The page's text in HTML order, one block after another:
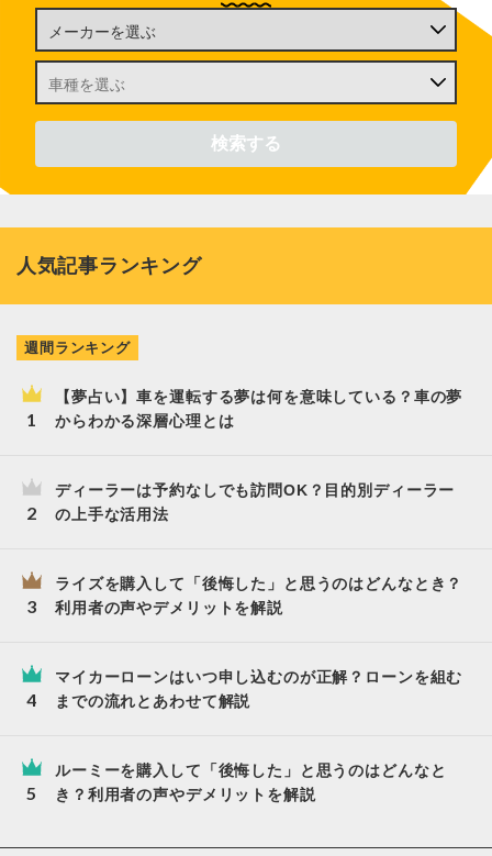
人気記事ランキング
週間ランキング
【夢占い】車を運転する夢は何を意味している？車の夢
からわかる深層心理とは
ディーラーは予約なしでも訪問OK？目的別ディーラー
の上手な活用法
ライズを購入して「後悔した」と思うのはどんなとき？
利用者の声やデメリットを解説
マイカーローンはいつ申し込むのが正解？ローンを組む
までの流れとあわせて解説
ルーミーを購入して「後悔した」と思うのはどんなと
き？利用者の声やデメリットを解説